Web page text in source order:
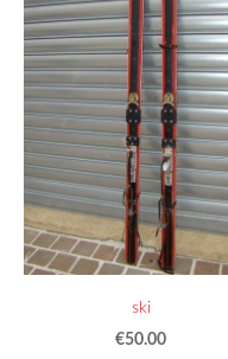
ski
€50.00